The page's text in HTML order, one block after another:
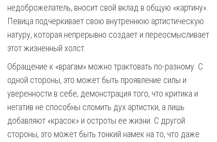
недоброжелатель, вносит свой вклад в общую «картину».
Певица подчеркивает свою внутреннюю артистическую
натуру, которая непрерывно создает и переосмысливает
этот жизненный холст.
Обращение к «врагам» можно трактовать по-разному. С
одной стороны, это может быть проявление силы и
уверенности в себе, демонстрация того, что критика и
негатив не способны сломить дух артистки, а лишь
добавляют «красок» и остроты ее жизни. С другой
стороны, это может быть тонкий намек на то, что даже